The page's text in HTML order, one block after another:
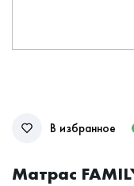
В избранное
Матрас